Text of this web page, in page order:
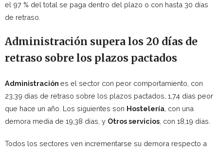
el 97 % del total se paga dentro del plazo o con hasta 30 días
de retraso.
Administración supera los 20 días de
retraso sobre los plazos pactados
Administración es el sector con peor comportamiento, con
23,39 días de retraso sobre los plazos pactados, 1,74 días peor
que hace un año. Los siguientes son Hostelería, con una
demora media de 19,38 días, y Otros servicios, con 18,19 días.
Todos los sectores ven incrementarse su demora respecto a